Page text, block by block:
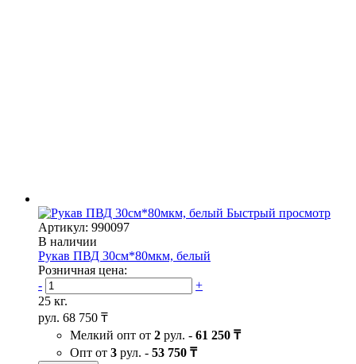
Быстрый просмотр
Артикул: 990097
В наличии
Рукав ПВД 30см*80мкм, белый
Розничная цена:
-
+
25 кг.
рул. 68 750 ₸
Мелкий опт от 2 рул. - 61 250 ₸
Опт от 3 рул. - 53 750 ₸